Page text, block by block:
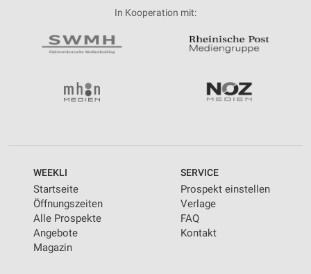
In Kooperation mit:
WEEKLI
Startseite
Öffnungszeiten
Alle Prospekte
Angebote
Magazin
SERVICE
Prospekt einstellen
Verlage
FAQ
Kontakt